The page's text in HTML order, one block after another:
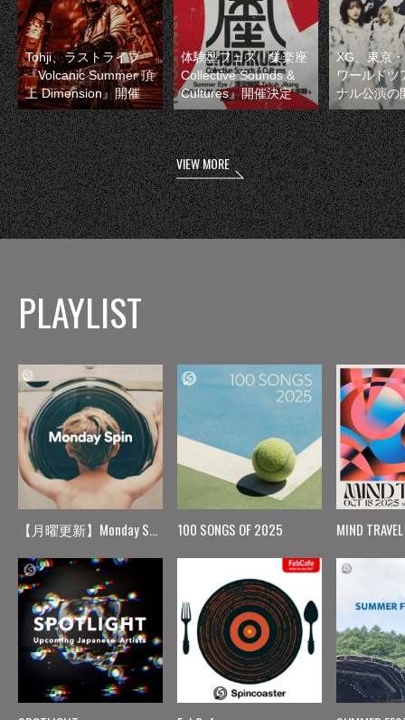
Tohji、ラストライブ
『Volcanic Summer 頂
上 Dimension』開催
体験型フェス『集楽座
Collective Sounds &
Cultures』開催決定
XG、東京
ワールドツ
ナル公演の
VIEW MORE
PLAYLIST
【月曜更新】Monday Spin 100 SONGS OF 2025 MIND TRAVEL